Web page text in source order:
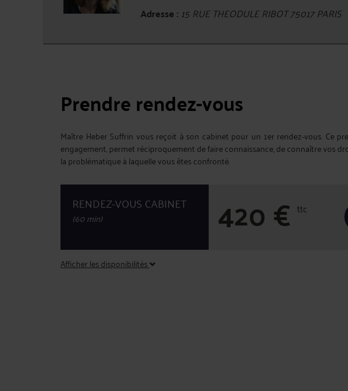
Adresse : 15 RUE THEODULE RIBOT 75017 PARIS
Prendre rendez-vous
Maître Heber Suffrin vous reçoit à son cabinet pour un 1er rendez-vous. Ce
engagement, permet réciproquement de faire connaissance, de connaître vos
la problématique à laquelle vous êtes confronté.
RENDEZ-VOUS CABINET
(60 min) 420€ ttc
Afficher les disponibilités